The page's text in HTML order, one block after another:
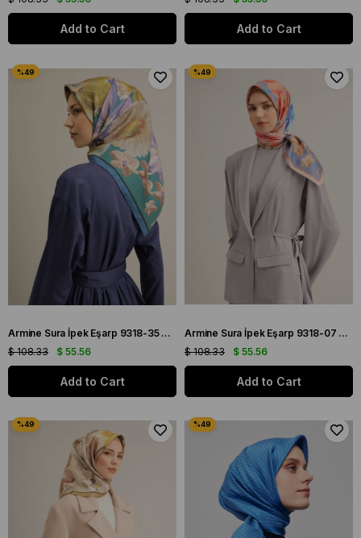
Add to Cart Add to Cart
Armine Sura İpek Eşarp 9318-35 Yeşil Karışık Desen
$ 55.56
$ 108.33
Add to Cart
Armine Sura İpek Eşarp 9318-07 Mor Karışık Desen
$ 55.56
$ 108.33
Add to Cart